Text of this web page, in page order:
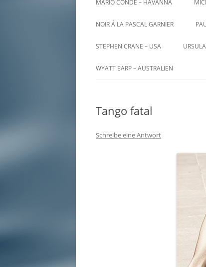
MARIO CONDE – HAVANNA
NOIR Á LA PASCAL GARNIER
STEPHEN CRANE – USA
WYATT EARP – AUSTRALIEN
Tango fatal
Schreibe eine Antwort